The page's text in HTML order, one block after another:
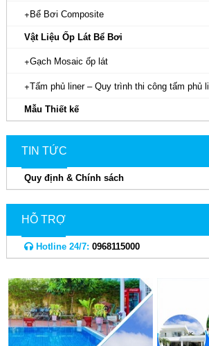
Bể Bơi Composite
Vật Liệu Ốp Lát Bể Bơi
Gạch Mosaic ốp lát
Tấm phủ liner – Quy trình thi công tấm phủ
Mẫu Thiết kế
TIN TỨC
Quy định & Chính sách
HỖ TRỢ
Hotline 24/7: 0968115000